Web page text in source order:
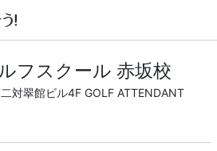
フスクール 赤坂校
対翠館ビル4F GOLF ATTENDANT